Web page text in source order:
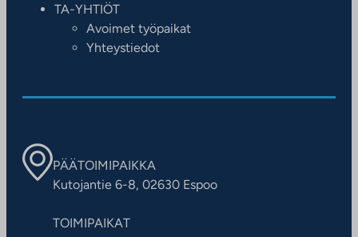
TA-YHTIÖT
Avoimet työpaikat
Yhteystiedot
PÄÄTOIMIPAIKKA
Kutojantie 6-8, 02630 Espoo
TOIMIPAIKAT